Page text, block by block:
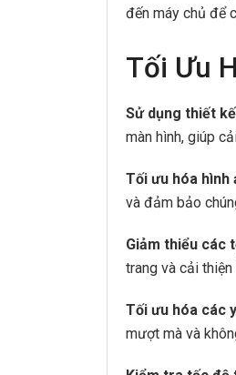
đến máy chủ để
Tối Ưu
Sử dụng thiết
màn hình, giúp
Tối ưu hóa hình
và đảm bảo
Giảm thiểu các
trang và cải
Tối ưu hóa các
mượt mà và